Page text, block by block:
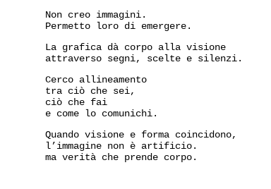
Non creo immagini.
Permetto loro di emergere.
La grafica dà corpo alla visione
attraverso segni, scelte e silenzi.
Cerco allineamento
tra ciò che sei,
ciò che fai
e come lo comunichi.
Quando visione e forma coincidono,
l’immagine non è artificio.
ma verità che prende corpo.